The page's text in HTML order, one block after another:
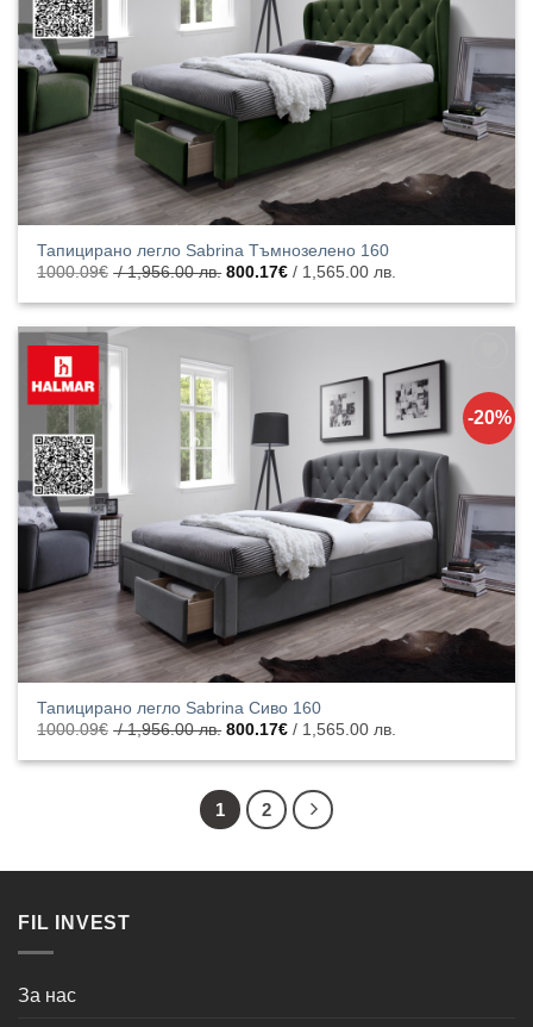
Тапицирано легло Sabrina Тъмнозелено 160
1000.09€ / 1,956.00 лв. Original
was:
лв..
800.17€ / 1,565.00 лв.
е:
лв..
-20%
към
списъка с
харесани
продукти
Тапицирано легло Sabrina Сиво 160
1000.09€ / 1,956.00 лв. Original
was:
/
1,956.00
лв..
800.17€ / 1,565.00 лв.
е:
1 2
FIL INVEST
За нас